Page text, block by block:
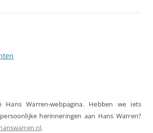
Hans Warren-webpagina. Hebben we iets
herinneringen aan Hans Warren?
.